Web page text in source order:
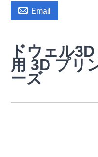
 Email
ドウェル3
用 3D プリ
ーズ